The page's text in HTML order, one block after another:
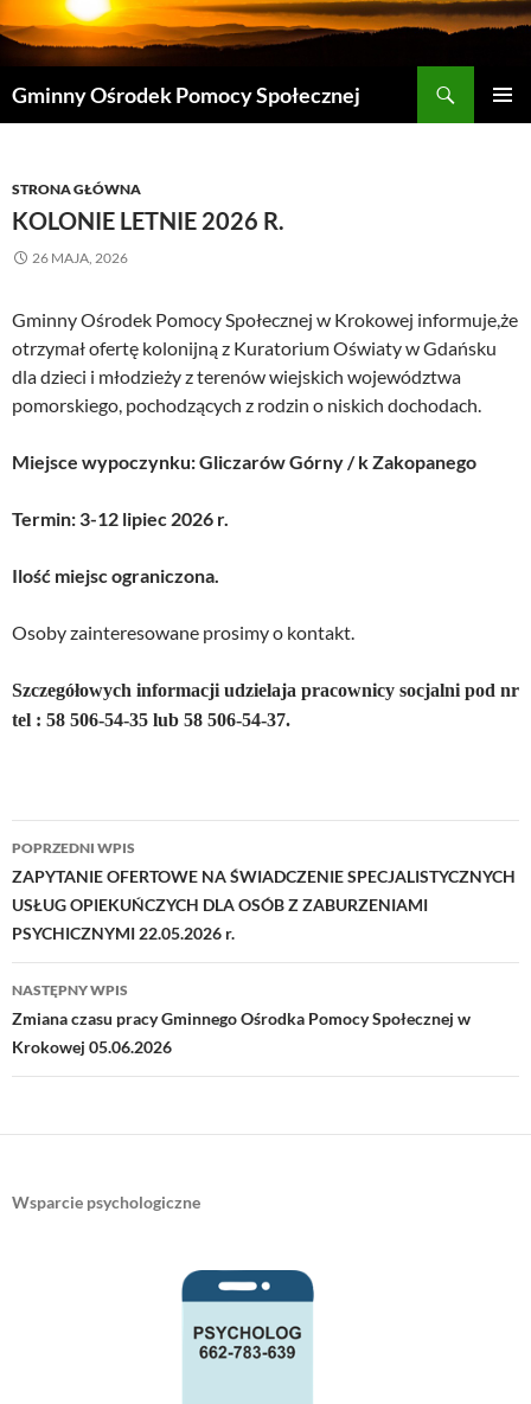
Przejdź
do
treści
Gminny Ośrodek Pomocy Społecznej
STRONA GŁÓWNA
KOLONIE LETNIE 2026 R.
26 MAJA, 2026
Gminny Ośrodek Pomocy Społecznej w Krokowej informuje,że
otrzymał ofertę kolonijną z Kuratorium Oświaty w Gdańsku
dla dzieci i młodzieży z terenów wiejskich województwa
pomorskiego, pochodzących z rodzin o niskich dochodach.
Miejsce wypoczynku: Gliczarów Górny / k Zakopanego
Termin: 3-12 lipiec 2026 r.
Ilość miejsc ograniczona.
Osoby zainteresowane prosimy o kontakt.
Szczegółowych informacji udzielaja pracownicy socjalni pod nr
tel : 58 506-54-35 lub 58 506-54-37.
Nawigacja
wpisu
POPRZEDNI WPIS
ZAPYTANIE OFERTOWE NA ŚWIADCZENIE SPECJALISTYCZNYCH
USŁUG OPIEKUŃCZYCH DLA OSÓB Z ZABURZENIAMI
PSYCHICZNYMI 22.05.2026 r.
NASTĘPNY WPIS
Zmiana czasu pracy Gminnego Ośrodka Pomocy Społecznej w
Krokowej 05.06.2026
Wsparcie psychologiczne